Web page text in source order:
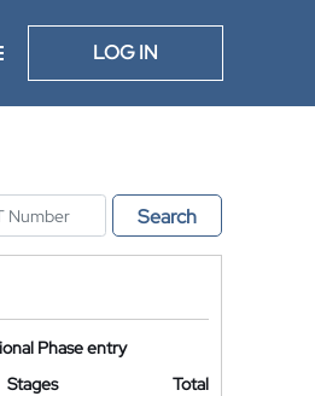
LOG IN
Search
Phase entry
Stages
Total